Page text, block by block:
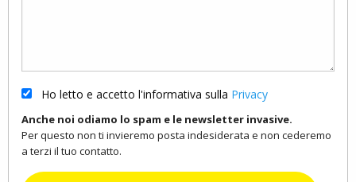
Ho letto e accetto l'informativa sulla Privacy
Anche noi odiamo lo spam e le newsletter invasive.
Per questo non ti invieremo posta indesiderata e non cederemo
a terzi il tuo contatto.